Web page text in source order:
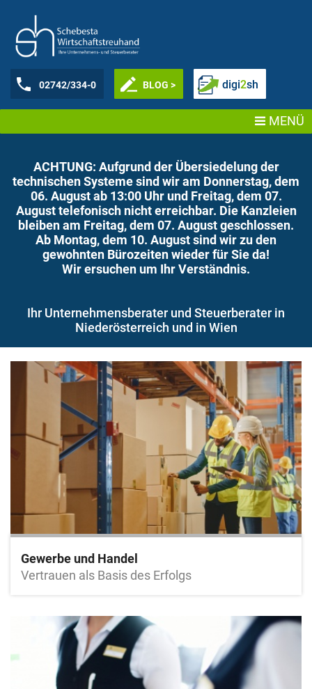
02742/334-0 BLOG > digi2sh
MENÜ
ACHTUNG: Aufgrund der Übersiedelung der
technischen Systeme sind wir am Donnerstag, dem
06. August ab 13:00 Uhr und Freitag, dem 07.
August telefonisch nicht erreichbar. Die Kanzleien
bleiben am Freitag, dem 07. August geschlossen.
Ab Montag, dem 10. August sind wir zu den
gewohnten Bürozeiten wieder für Sie da!
Wir ersuchen um Ihr Verständnis.
Ihr Unternehmensberater und Steuerberater in
Niederösterreich und in Wien
Gewerbe und Handel
Vertrauen als Basis des Erfolgs